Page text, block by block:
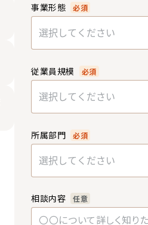
事業形態 必須
選択してください
従業員規模 必須
選択してください
所属部門 必須
選択してください
相談内容 任意